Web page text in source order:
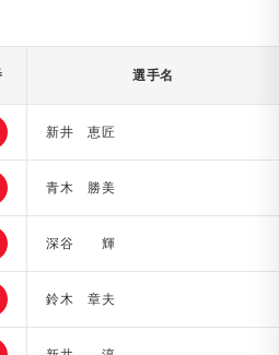
選手名
新井 恵匠
青木 勝美
深谷 輝
鈴木 章夫